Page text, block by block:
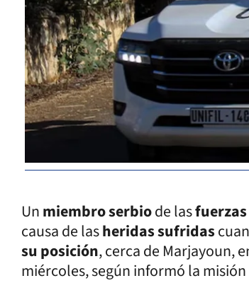
Unmiembro serbiode las
causa de lasheridas sufridas
su posición, cerca de Marjayoun,
miércoles, según informó la